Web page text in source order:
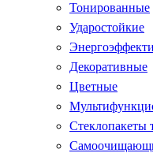
Тонированные
Ударостойкие
Декоративные
Цветные